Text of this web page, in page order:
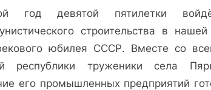
Встречая
славный
юбилей
год девятой пятилетки
строительства в
юбилея СССР. Вместе со
республики труженики села
его промышленных предприятий